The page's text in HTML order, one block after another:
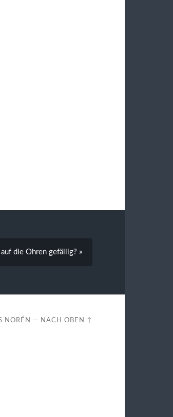
die Ohren gefällig? »
NORÉN — NACH OBEN ↑